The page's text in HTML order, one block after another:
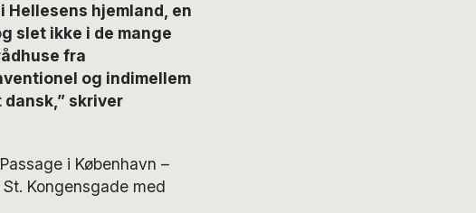
Hellesens hjemland, en
slet ikke i de mange
fra
og indimellem
skriver
i København –
Kongensgade med